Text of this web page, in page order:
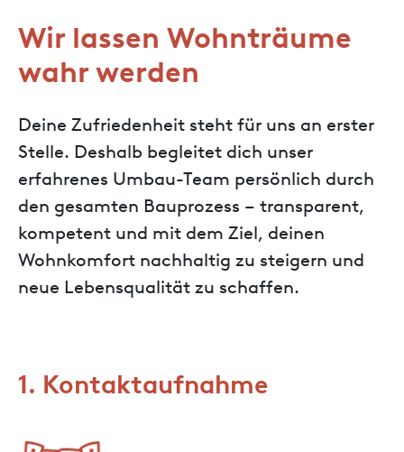
Wir lassen Wohnträume
wahr werden
Deine Zufriedenheit steht für uns an erster
Stelle. Deshalb begleitet dich unser
erfahrenes Umbau-Team persönlich durch
den gesamten Bauprozess – transparent,
kompetent und mit dem Ziel, deinen
Wohnkomfort nachhaltig zu steigern und
neue Lebensqualität zu schaffen.
1. Kontaktaufnahme